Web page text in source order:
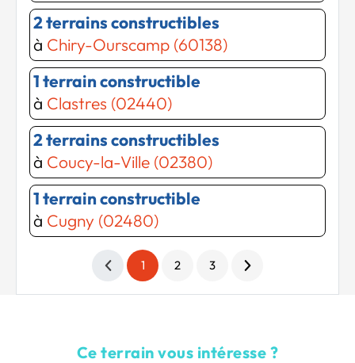
2 terrains constructibles
à Chiry-Ourscamp (60138)
1 terrain constructible
à Clastres (02440)
2 terrains constructibles
à Coucy-la-Ville (02380)
1 terrain constructible
à Cugny (02480)
1 2 3
Ce terrain vous intéresse ?